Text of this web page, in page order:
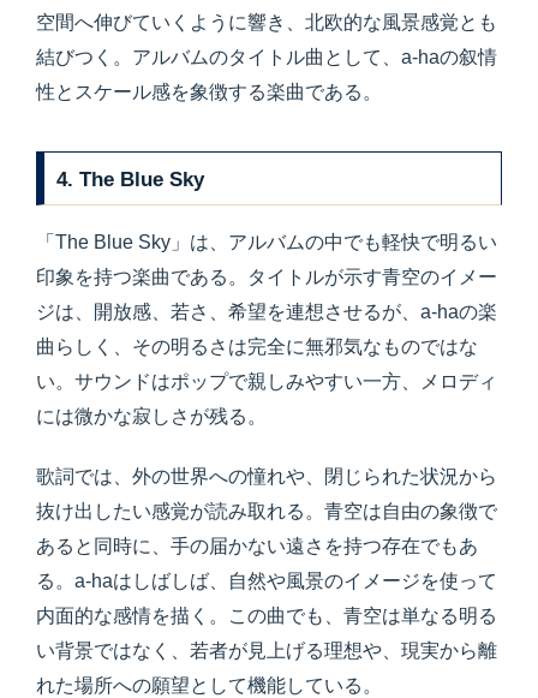
空間へ伸びていくように響き、北欧的な風景感覚とも
結びつく。アルバムのタイトル曲として、a-haの叙情
性とスケール感を象徴する楽曲である。
4. The Blue Sky
「The Blue Sky」は、アルバムの中でも軽快で明るい
印象を持つ楽曲である。タイトルが示す青空のイメー
ジは、開放感、若さ、希望を連想させるが、a-haの楽
曲らしく、その明るさは完全に無邪気なものではな
い。サウンドはポップで親しみやすい一方、メロディ
には微かな寂しさが残る。
歌詞では、外の世界への憧れや、閉じられた状況から
抜け出したい感覚が読み取れる。青空は自由の象徴で
あると同時に、手の届かない遠さを持つ存在でもあ
る。a-haはしばしば、自然や風景のイメージを使って
内面的な感情を描く。この曲でも、青空は単なる明る
い背景ではなく、若者が見上げる理想や、現実から離
れた場所への願望として機能している。